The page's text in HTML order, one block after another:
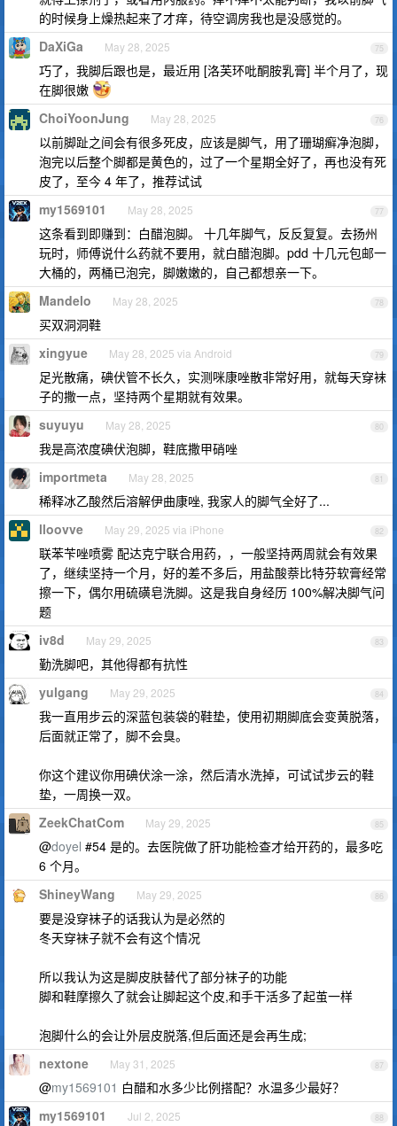
的时候身上燥热起来了才痒，待空调房我也是没感觉的。
75
DaXiGa May 28, 2025
巧了，我脚后跟也是，最近用 [洛芙环吡酮胺乳膏] 半个月了，现
在脚很嫩
76
ChoiYoonJung May 28, 2025
以前脚趾之间会有很多死皮，应该是脚气，用了珊瑚癣净泡脚，
泡完以后整个脚都是黄色的，过了一个星期全好了，再也没有死
皮了，至今 4 年了，推荐试试
77
my1569101 May 28, 2025
这条看到即赚到：白醋泡脚。 十几年脚气，反反复复。去扬州
玩时，师傅说什么药就不要用，就白醋泡脚。pdd 十几元包邮一
大桶的，两桶已泡完，脚嫩嫩的，自己都想亲一下。
78
Mandelo May 28, 2025
买双洞洞鞋
79
xingyue May 28, 2025 via Android
足光散痛，碘伏管不长久，实测咪康唑散非常好用，就每天穿袜
子的撒一点，坚持两个星期就有效果。
80
suyuyu May 28, 2025
我是高浓度碘伏泡脚，鞋底撒甲硝唑
81
importmeta May 28, 2025
稀释冰乙酸然后溶解伊曲康唑, 我家人的脚气全好了...
82
lloovve May 29, 2025 via iPhone
联苯苄唑喷雾 配达克宁联合用药，，一般坚持两周就会有效果
了，继续坚持一个月，好的差不多后，用盐酸萘比特芬软膏经常
擦一下，偶尔用硫磺皂洗脚。这是我自身经历 100%解决脚气问
题
83
iv8d May 29, 2025
勤洗脚吧，其他得都有抗性
84
yulgang May 29, 2025
我一直用步云的深蓝包装袋的鞋垫，使用初期脚底会变黄脱落，
后面就正常了，脚不会臭。
你这个建议你用碘伏涂一涂，然后清水洗掉，可试试步云的鞋
垫，一周换一双。
85
ZeekChatCom May 29, 2025
@doyel #54 是的。去医院做了肝功能检查才给开药的，最多吃
6 个月。
86
ShineyWang May 29, 2025
要是没穿袜子的话我认为是必然的
冬天穿袜子就不会有这个情况
所以我认为这是脚皮肤替代了部分袜子的功能
脚和鞋摩擦久了就会让脚起这个皮,和手干活多了起茧一样
泡脚什么的会让外层皮脱落,但后面还是会再生成;
87
nextone May 31, 2025
@my1569101 白醋和水多少比例搭配？水温多少最好？
88
my1569101 Jul 2, 2025